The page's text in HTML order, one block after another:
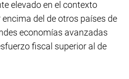
elevado en el contexto
del de otros países de
economías avanzadas
fiscal superior al de